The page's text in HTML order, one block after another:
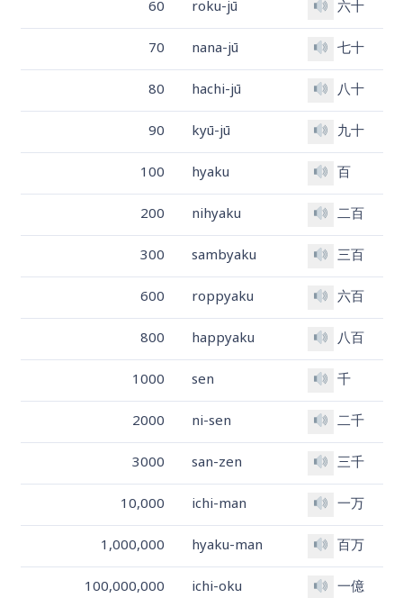
六十
roku-jū
60
七十
nana-jū
70
八十
hachi-jū
80
九十
kyū-jū
90
百
hyaku
100
二百
nihyaku
200
三百
sambyaku
300
六百
roppyaku
600
八百
happyaku
800
千
sen
1000
二千
ni-sen
2000
三千
san-zen
3000
一万
ichi-man
10,000
百万
hyaku-man
1,000,000
一億
ichi-oku
100,000,000